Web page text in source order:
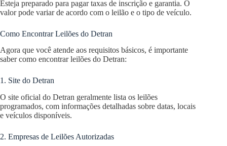
Esteja preparado para pagar taxas de inscrição e garantia. O
valor pode variar de acordo com o leilão e o tipo de veículo.
Como Encontrar Leilões do Detran
Agora que você atende aos requisitos básicos, é importante
saber como encontrar leilões do Detran:
1. Site do Detran
O site oficial do Detran geralmente lista os leilões
programados, com informações detalhadas sobre datas, locais
e veículos disponíveis.
2. Empresas de Leilões Autorizadas